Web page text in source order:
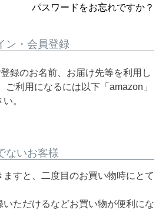
パスワードをお忘れですか？
ン・会員登録
録のお名前、お届け先等を利用し
ご利用になるには以下「amazon」
。
ないお客様
すと、二度目のお買い物時にとて
ただけるなどお買い物が便利にな